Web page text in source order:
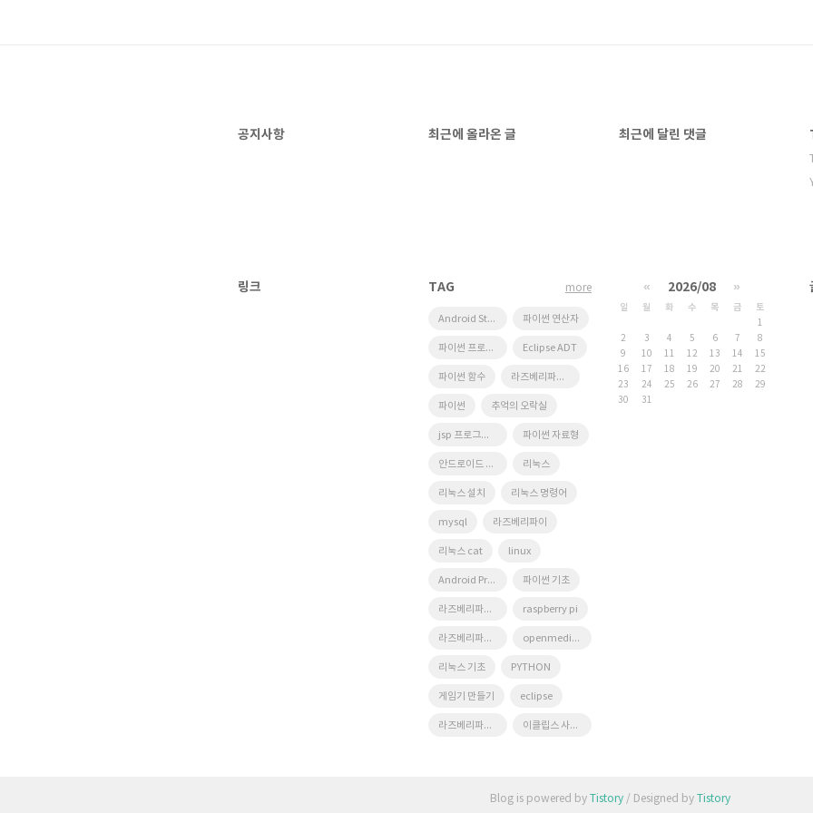
공지사항 최근에 올라온 글 최근에 달린 댓글
링크 TAG
Android Studio 파이썬 연산자
파이썬 프로그래밍 Eclipse ADT
파이썬 함수 라즈베리파이 NAS
파이썬 추억의 오락실
jsp 프로그래밍 파이썬 자료형
안드로이드 프로그래밍 리눅스
리눅스 설치 리눅스 명령어
mysql 라즈베리파이
리눅스 cat linux
Android Programming 파이썬 기초
라즈베리파이 활용 raspberry pi
라즈베리파이 오락실 openmediavault
리눅스 기초 PYTHON
게임기 만들기 eclipse
라즈베리파이 나스 이클립스 사용법
more « 2026/08 »
일 월 화 수 목 금
토
1
2
3 4 5 6 7
8
9
10 11 12 13 14
15
16
17 18 19 20 21
22
23
24 25 26 27 28
29
30
31
Blog is powered by Tistory/ Designed by Tistory